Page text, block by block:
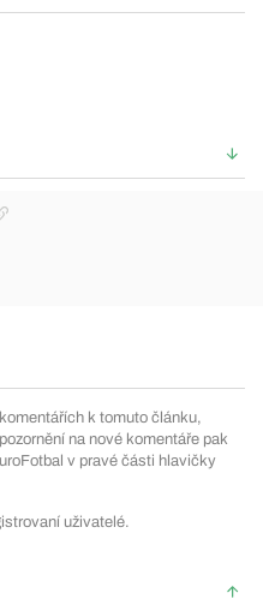
k tomuto článku,
na nové komentáře pak
v pravé části hlavičky
uživatelé.